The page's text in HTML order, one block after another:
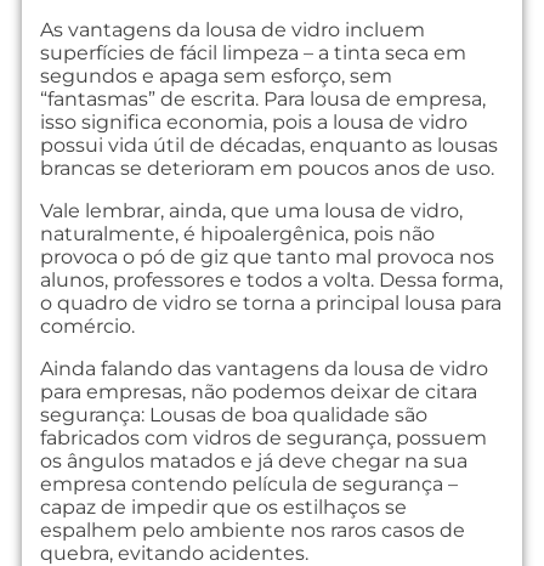
As vantagens da lousa de vidro incluem
superfícies de fácil limpeza – a tinta seca em
segundos e apaga sem esforço, sem
“fantasmas” de escrita. Para lousa de empresa,
isso significa economia, pois a lousa de vidro
possui vida útil de décadas, enquanto as lousas
brancas se deterioram em poucos anos de uso.
Vale lembrar, ainda, que uma lousa de vidro,
naturalmente, é hipoalergênica, pois não
provoca o pó de giz que tanto mal provoca nos
alunos, professores e todos a volta. Dessa forma,
o quadro de vidro se torna a principal lousa para
comércio.
Ainda falando das vantagens da lousa de vidro
para empresas, não podemos deixar de citara
segurança: Lousas de boa qualidade são
fabricados com vidros de segurança, possuem
os ângulos matados e já deve chegar na sua
empresa contendo película de segurança –
capaz de impedir que os estilhaços se
espalhem pelo ambiente nos raros casos de
quebra, evitando acidentes.